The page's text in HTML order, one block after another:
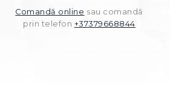
Comandă online sau comandă
prin telefon +37379668844